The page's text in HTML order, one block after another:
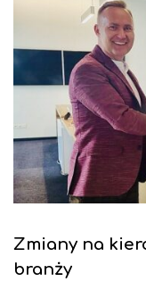
Zmiany na
branży